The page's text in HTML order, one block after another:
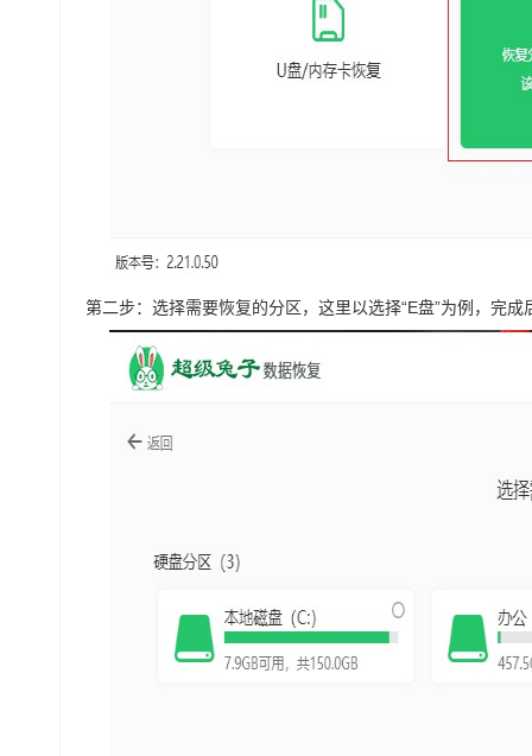
第二步：选择需要恢复的分区，这里以选择“E盘”为例，完成